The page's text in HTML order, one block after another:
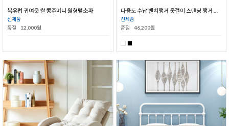
북유럽 귀여운 쌀 콩주머니 원형털소파
신제품
품절
12,000원
신제품
품절
46,200원